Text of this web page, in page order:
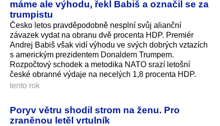
máme ale výhodu, řekl Babiš a označil se za
trumpistu
Česko letos pravděpodobně nesplní svůj alianční
závazek vydat na obranu dvě procenta HDP. Premiér
Andrej Babiš však vidí výhodu ve svých dobrých vztazích
s americkým prezidentem Donaldem Trumpem.
Rozpočtový schodek a metodika NATO srazí letošní
české obranné výdaje na necelých 1,8 procenta HDP.
tento rok
Poryv větru shodil strom na ženu. Pro
zraněnou letěl vrtulník